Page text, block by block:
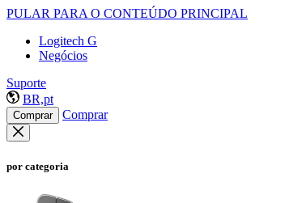
PULAR PARA O CONTEÚDO PRINCIPAL
Logitech G
Negócios
Suporte
BR,pt
Comprar Comprar
por categoria